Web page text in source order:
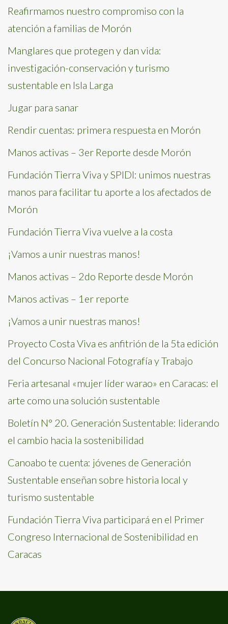
Reafirmamos nuestro compromiso con la
atención a familias de Morón
Manglares que protegen y dan vida:
investigación-conservación y turismo
sustentable en Isla Larga
Jugar para sanar
Rendir cuentas: primera respuesta en Morón
Manos activas – 3er Reporte desde Morón
Fundación Tierra Viva y SPIDI: unimos nuestras
manos para facilitar tu aporte a los afectados de
Morón
Fundación Tierra Viva vuelve a la costa
¡Vamos a unir nuestras manos!
Manos activas – 2do Reporte desde Morón
Manos activas – 1er reporte
¡Vamos a unir nuestras manos!
Proyecto Costa Viva es anfitrión de la 5ta edición
del Concurso Nacional Fotografía y Trabajo
Feria artesanal «mujer líder warao» en Caracas: el
arte como una solución sustentable
Boletín N° 20. Generación Sustentable: liderando
el cambio hacia la sostenibilidad
Canoabo te cuenta: jóvenes de Generación
Sustentable enseñan sobre historia local y
turismo sustentable
Fundación Tierra Viva participará en el Primer
Congreso Internacional de Sostenibilidad en
Caracas